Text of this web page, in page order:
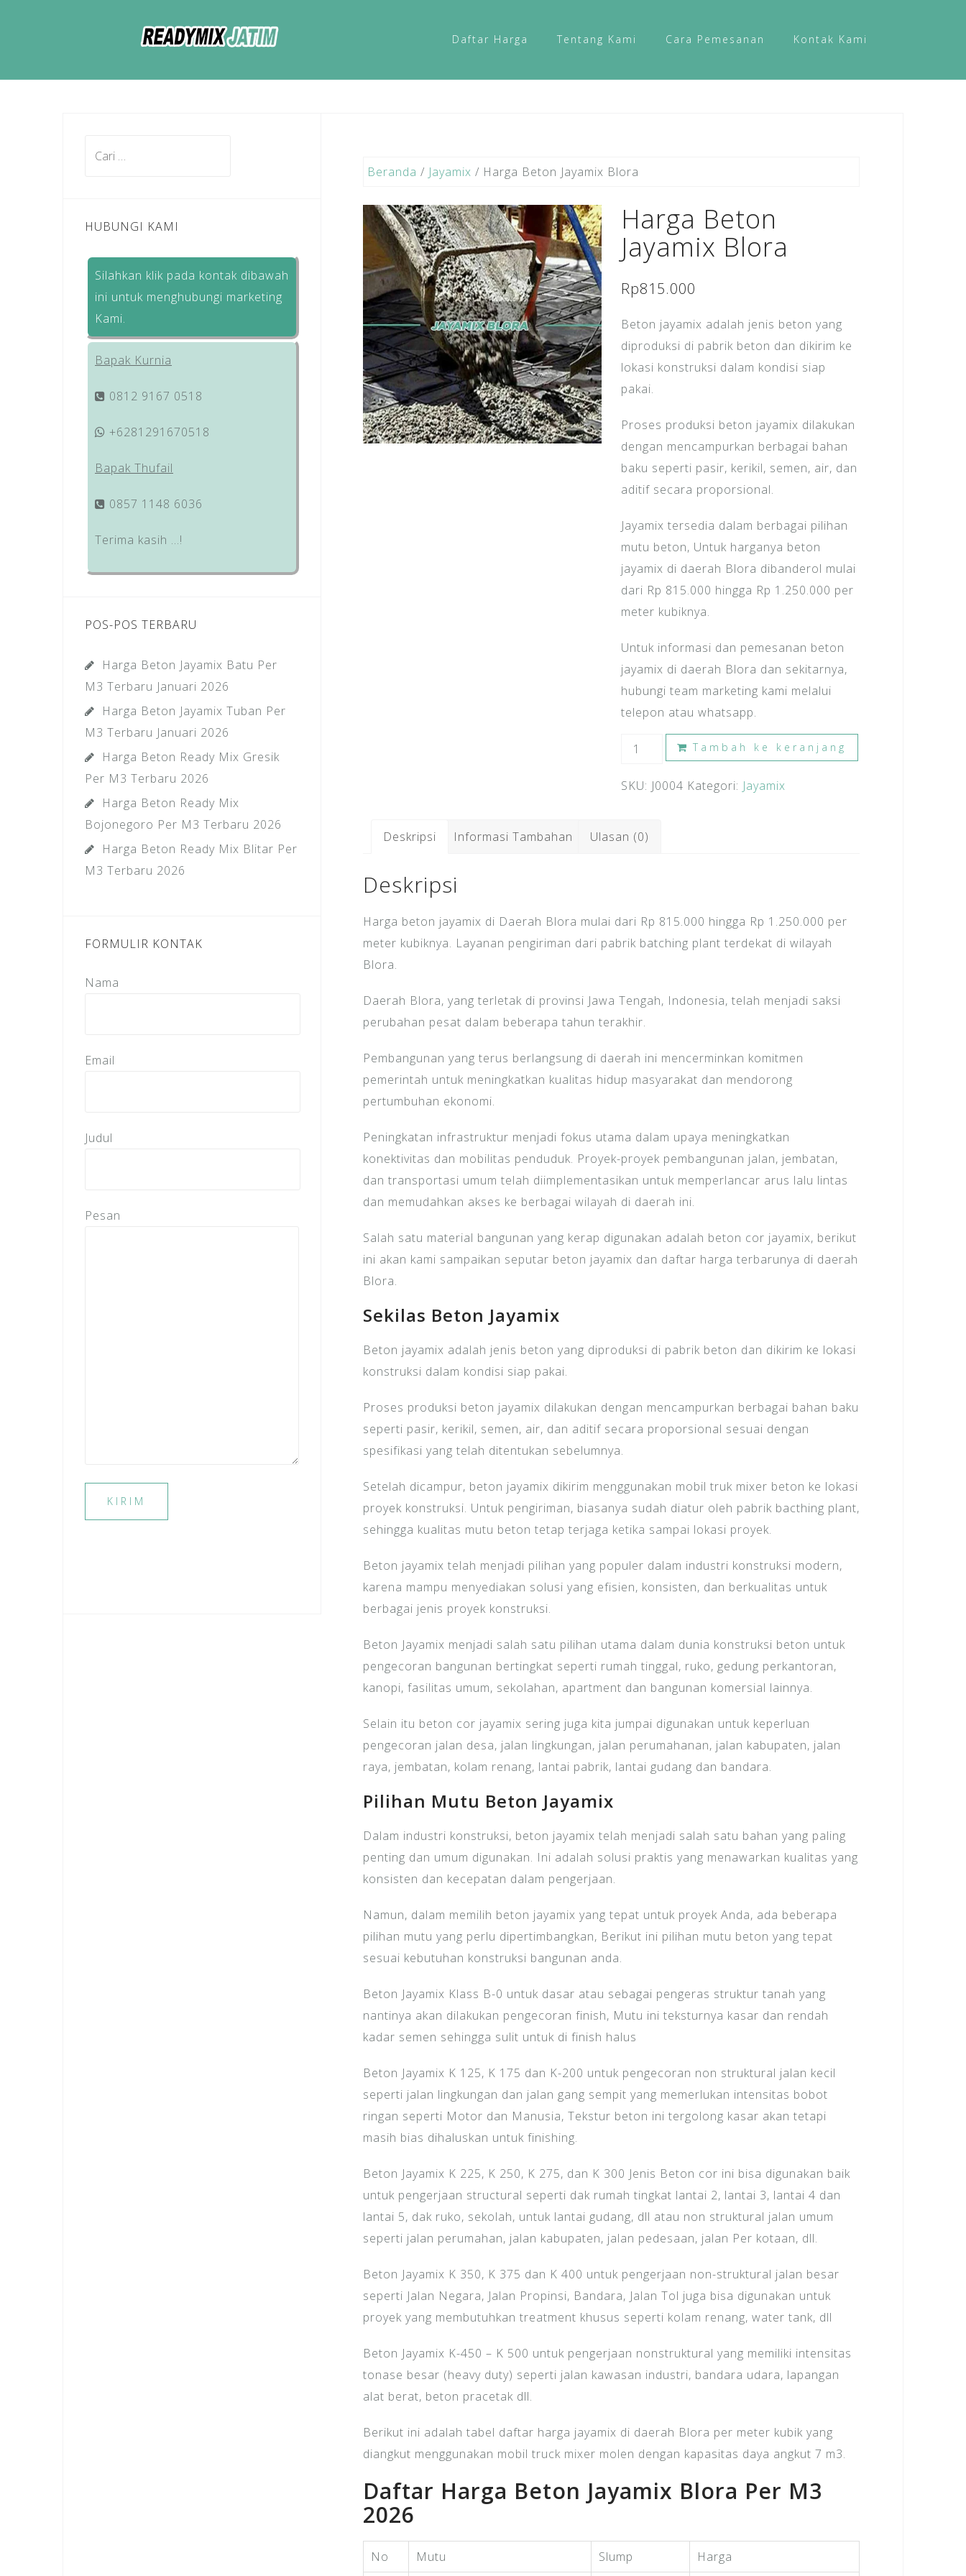
Daftar Harga Tentang Kami Cara Pemesanan Kontak Kami
Beranda / Jayamix / Harga Beton Jayamix Blora
Harga Beton
Jayamix Blora
Rp815.000
Beton jayamix adalah jenis beton yang
diproduksi di pabrik beton dan dikirim ke
lokasi konstruksi dalam kondisi siap
pakai.
Proses produksi beton jayamix dilakukan
dengan mencampurkan berbagai bahan
baku seperti pasir, kerikil, semen, air, dan
aditif secara proporsional.
Jayamix tersedia dalam berbagai pilihan
mutu beton, Untuk harganya beton
jayamix di daerah Blora dibanderol mulai
dari Rp 815.000 hingga Rp 1.250.000 per
meter kubiknya.
Untuk informasi dan pemesanan beton
jayamix di daerah Blora dan sekitarnya,
hubungi team marketing kami melalui
telepon atau whatsapp.
Kuantitas
Beton
Blora
Tambah ke keranjang
SKU: J0004 Kategori: Jayamix
Deskripsi Informasi Tambahan Ulasan (0)
Deskripsi
Harga beton jayamix di Daerah Blora mulai dari Rp 815.000 hingga Rp 1.250.000 per
meter kubiknya. Layanan pengiriman dari pabrik batching plant terdekat di wilayah
Blora.
Daerah Blora, yang terletak di provinsi Jawa Tengah, Indonesia, telah menjadi saksi
perubahan pesat dalam beberapa tahun terakhir.
Pembangunan yang terus berlangsung di daerah ini mencerminkan komitmen
pemerintah untuk meningkatkan kualitas hidup masyarakat dan mendorong
pertumbuhan ekonomi.
Peningkatan infrastruktur menjadi fokus utama dalam upaya meningkatkan
konektivitas dan mobilitas penduduk. Proyek-proyek pembangunan jalan, jembatan,
dan transportasi umum telah diimplementasikan untuk memperlancar arus lalu lintas
dan memudahkan akses ke berbagai wilayah di daerah ini.
Salah satu material bangunan yang kerap digunakan adalah beton cor jayamix, berikut
ini akan kami sampaikan seputar beton jayamix dan daftar harga terbarunya di daerah
Blora.
Sekilas Beton Jayamix
Beton jayamix adalah jenis beton yang diproduksi di pabrik beton dan dikirim ke lokasi
konstruksi dalam kondisi siap pakai.
Proses produksi beton jayamix dilakukan dengan mencampurkan berbagai bahan baku
seperti pasir, kerikil, semen, air, dan aditif secara proporsional sesuai dengan
spesifikasi yang telah ditentukan sebelumnya.
Setelah dicampur, beton jayamix dikirim menggunakan mobil truk mixer beton ke lokasi
proyek konstruksi. Untuk pengiriman, biasanya sudah diatur oleh pabrik bacthing plant,
sehingga kualitas mutu beton tetap terjaga ketika sampai lokasi proyek.
Beton jayamix telah menjadi pilihan yang populer dalam industri konstruksi modern,
karena mampu menyediakan solusi yang efisien, konsisten, dan berkualitas untuk
berbagai jenis proyek konstruksi.
Beton Jayamix menjadi salah satu pilihan utama dalam dunia konstruksi beton untuk
pengecoran bangunan bertingkat seperti rumah tinggal, ruko, gedung perkantoran,
kanopi, fasilitas umum, sekolahan, apartment dan bangunan komersial lainnya.
Selain itu beton cor jayamix sering juga kita jumpai digunakan untuk keperluan
pengecoran jalan desa, jalan lingkungan, jalan perumahanan, jalan kabupaten, jalan
raya, jembatan, kolam renang, lantai pabrik, lantai gudang dan bandara.
Pilihan Mutu Beton Jayamix
Dalam industri konstruksi, beton jayamix telah menjadi salah satu bahan yang paling
penting dan umum digunakan. Ini adalah solusi praktis yang menawarkan kualitas yang
konsisten dan kecepatan dalam pengerjaan.
Namun, dalam memilih beton jayamix yang tepat untuk proyek Anda, ada beberapa
pilihan mutu yang perlu dipertimbangkan, Berikut ini pilihan mutu beton yang tepat
sesuai kebutuhan konstruksi bangunan anda.
Beton Jayamix Klass B-0 untuk dasar atau sebagai pengeras struktur tanah yang
nantinya akan dilakukan pengecoran finish, Mutu ini teksturnya kasar dan rendah
kadar semen sehingga sulit untuk di finish halus
Beton Jayamix K 125, K 175 dan K-200 untuk pengecoran non struktural jalan kecil
seperti jalan lingkungan dan jalan gang sempit yang memerlukan intensitas bobot
ringan seperti Motor dan Manusia, Tekstur beton ini tergolong kasar akan tetapi
masih bias dihaluskan untuk finishing.
Beton Jayamix K 225, K 250, K 275, dan K 300 Jenis Beton cor ini bisa digunakan baik
untuk pengerjaan structural seperti dak rumah tingkat lantai 2, lantai 3, lantai 4 dan
lantai 5, dak ruko, sekolah, untuk lantai gudang, dll atau non struktural jalan umum
seperti jalan perumahan, jalan kabupaten, jalan pedesaan, jalan Per kotaan, dll.
Beton Jayamix K 350, K 375 dan K 400 untuk pengerjaan non-struktural jalan besar
seperti Jalan Negara, Jalan Propinsi, Bandara, Jalan Tol juga bisa digunakan untuk
proyek yang membutuhkan treatment khusus seperti kolam renang, water tank, dll
Beton Jayamix K-450 – K 500 untuk pengerjaan nonstruktural yang memiliki intensitas
tonase besar (heavy duty) seperti jalan kawasan industri, bandara udara, lapangan
alat berat, beton pracetak dll.
Berikut ini adalah tabel daftar harga jayamix di daerah Blora per meter kubik yang
diangkut menggunakan mobil truck mixer molen dengan kapasitas daya angkut 7 m3.
Daftar Harga Beton Jayamix Blora Per M3
2026
No Mutu Slump Harga
HUBUNGI KAMI
Silahkan klik pada kontak dibawah
ini untuk menghubungi marketing
Kami.
Bapak Kurnia
0812 9167 0518
+6281291670518
Bapak Thufail
0857 1148 6036
Terima kasih …!
POS-POS TERBARU
Harga Beton Jayamix Batu Per
M3 Terbaru Januari 2026
Harga Beton Jayamix Tuban Per
M3 Terbaru Januari 2026
Harga Beton Ready Mix Gresik
Per M3 Terbaru 2026
Harga Beton Ready Mix
Bojonegoro Per M3 Terbaru 2026
Harga Beton Ready Mix Blitar Per
M3 Terbaru 2026
FORMULIR KONTAK
Nama
Email
Judul
Pesan